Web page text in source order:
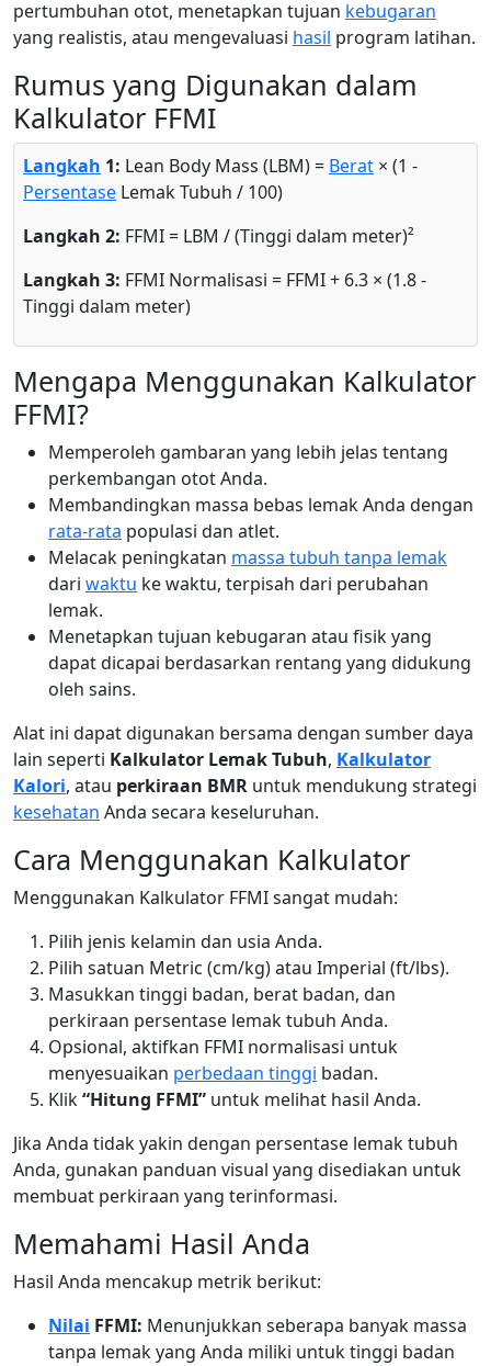
pertumbuhan otot, menetapkan tujuan kebugaran
yang realistis, atau mengevaluasi hasil program latihan.
Rumus yang Digunakan dalam
Kalkulator FFMI
Langkah 1: Lean Body Mass (LBM) = Berat × (1 -
Persentase Lemak Tubuh / 100)
Langkah 2: FFMI = LBM / (Tinggi dalam meter)²
Langkah 3: FFMI Normalisasi = FFMI + 6.3 × (1.8 -
Tinggi dalam meter)
Mengapa Menggunakan Kalkulator
FFMI?
Memperoleh gambaran yang lebih jelas tentang
perkembangan otot Anda.
Membandingkan massa bebas lemak Anda dengan
rata-rata populasi dan atlet.
Melacak peningkatan massa tubuh tanpa lemak
dari waktu ke waktu, terpisah dari perubahan
lemak.
Menetapkan tujuan kebugaran atau fisik yang
dapat dicapai berdasarkan rentang yang didukung
oleh sains.
Alat ini dapat digunakan bersama dengan sumber daya
lain seperti Kalkulator Lemak Tubuh, Kalkulator
Kalori, atau perkiraan BMR untuk mendukung strategi
kesehatan Anda secara keseluruhan.
Cara Menggunakan Kalkulator
Menggunakan Kalkulator FFMI sangat mudah:
Pilih jenis kelamin dan usia Anda.
Pilih satuan Metric (cm/kg) atau Imperial (ft/lbs).
Masukkan tinggi badan, berat badan, dan
perkiraan persentase lemak tubuh Anda.
Opsional, aktifkan FFMI normalisasi untuk
menyesuaikan perbedaan tinggi badan.
Klik“Hitung FFMI” untuk melihat hasil Anda.
Jika Anda tidak yakin dengan persentase lemak tubuh
Anda, gunakan panduan visual yang disediakan untuk
membuat perkiraan yang terinformasi.
Memahami Hasil Anda
Hasil Anda mencakup metrik berikut:
Nilai FFMI: Menunjukkan seberapa banyak massa
tanpa lemak yang Anda miliki untuk tinggi badan